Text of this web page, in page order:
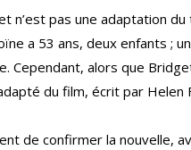
n’est pas une adaptation
a 53 ans, deux enfants ;
Cependant, alors que
du film, écrit par Helen
de confirmer la nouvelle,